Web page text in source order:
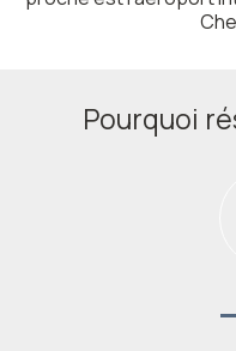
Pourquoi